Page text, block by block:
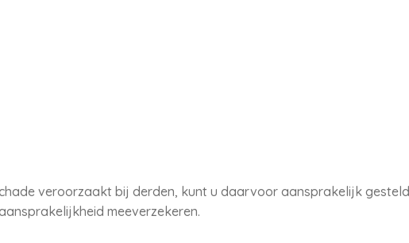
veroorzaakt bij derden, kunt u daarvoor aansprakelijk gesteld
meeverzekeren.